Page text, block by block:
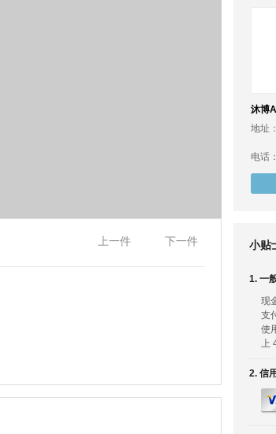
上一件 下一件
沐博
地址：
电话：
小贴
1. 一
现
支
使
上
2. 信